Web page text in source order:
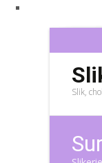
Slik,